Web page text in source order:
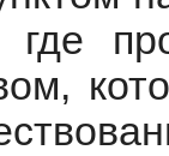
где